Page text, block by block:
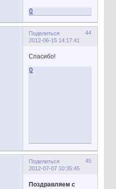
0
Поделиться
44
2012-06-15 14:17:41
Спасибо!
0
Поделиться
45
2012-07-07 10:35:45
Поздравляем с